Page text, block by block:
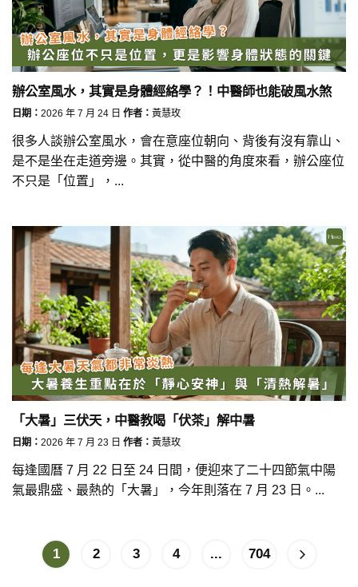
辦公室風水，其實是身體經絡學？！中醫師也能破風水煞
日期： 2026 年 7 月 24 日 作者： 黃慧玫
很多人談辦公室風水，會在意座位朝向、背後有沒有靠山、
是不是坐在走道旁邊。其實，從中醫的角度來看，辦公座位
不只是「位置」，...
「大暑」三伏天，中醫教喝「伏茶」解中暑
日期： 2026 年 7 月 23 日 作者： 黃慧玫
每逢國曆 7 月 22 日至 24 日間，便迎來了二十四節氣中陽
氣最鼎盛、最熱的「大暑」，今年則落在 7 月 23 日。...
1 2 3 4 ... 704